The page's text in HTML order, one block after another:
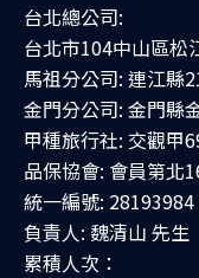
台北總公司:
台北市104中山區松
馬祖分公司: 連江縣
金門分公司: 金門縣
甲種旅行社: 交觀甲
品保協會: 會員第北
統一編號: 28193984
負責人: 魏清山 先生
累積人次：